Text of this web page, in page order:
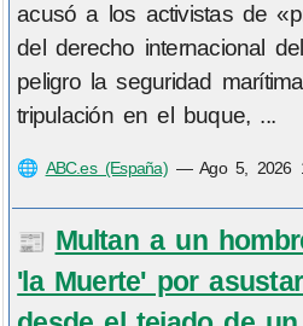
acusó a los activistas de
del derecho internacional
peligro la seguridad
tripulación en el buque, ...
🌐 ABC.es (España)—Ago 5, 2026
📰 Multan a un
'la Muerte' por